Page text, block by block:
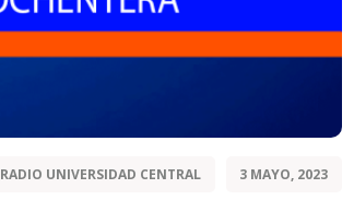
RADIO UNIVERSIDAD CENTRAL 3 MAYO, 2023